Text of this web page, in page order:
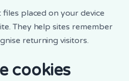
placed on your device
They help sites remember
returning visitors.
cookies